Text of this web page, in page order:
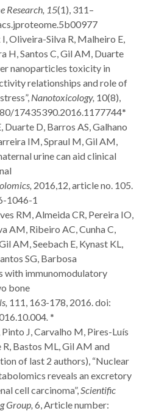
Research, 15(1), 311–
Oliveira-Silva R, Malheiro E,
H, Santos C, Gil AM, Duarte
nanoparticles toxicity in
relationships and role of
Nanotoxicology, 10(8),
17435390.2016.1177744*
Duarte D, Barros AS, Galhano
IM, Spraul M, Gil AM,
urine can aid clinical
2016,12, article no. 105.
1046-1
RM, Almeida CR, Pereira IO,
AM, Ribeiro AC, Cunha C,
AM, Seebach E, Kynast KL,
SG, Barbosa
with immunomodulatory
bone
111, 163-178, 2016. doi:
.*
J, Carvalho M, Pires-Luís
R, Bastos ML, Gil AM and
of last 2 authors), “Nuclear
reveals an excretory
cell carcinoma”,Scientific
Group, 6, Article number: